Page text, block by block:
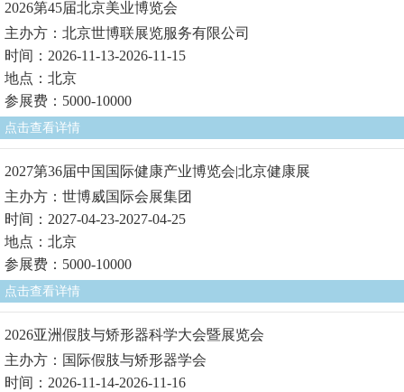
2026第45届北京美业博览会
主办方：北京世博联展览服务有限公司
时间：2026-11-13-2026-11-15
地点：北京
参展费：5000-10000
点击查看详情
2027第36届中国国际健康产业博览会|北京健康展
主办方：世博威国际会展集团
时间：2027-04-23-2027-04-25
地点：北京
参展费：5000-10000
点击查看详情
2026亚洲假肢与矫形器科学大会暨展览会
主办方：国际假肢与矫形器学会
时间：2026-11-14-2026-11-16